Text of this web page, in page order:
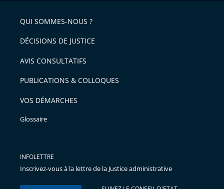
QUI SOMMES-NOUS ?
DÉCISIONS DE JUSTICE
AVIS CONSULTATIFS
PUBLICATIONS & COLLOQUES
VOS DÉMARCHES
Glossaire
INFOLETTRE
Inscrivez-vous à la lettre de la Justice administrative